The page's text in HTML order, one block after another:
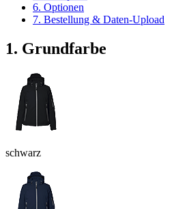
6. Optionen
7. Bestellung & Daten-Upload
1. Grundfarbe
schwarz